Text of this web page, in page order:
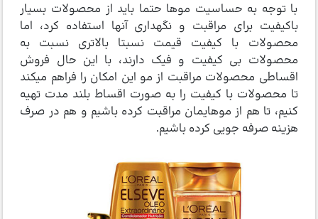
با توجه به حساسیت موها حتما باید از محصولات بسیار
باکیفیت برای مراقبت و نگهداری آنها استفاده کرد، اما
محصولات با کیفیت قیمت نسبتا بالاتری نسبت به
محصولات بی کیفیت و فیک دارند، با این حال فروش
اقساطی محصولات مراقبت از مو این امکان را فراهم میکند
تا محصولات با کیفیت را به صورت اقساط بلند مدت تهیه
کنیم، تا هم از موهایمان مراقبت کرده باشیم و هم در صرف
هزینه صرفه جویی کرده باشیم.